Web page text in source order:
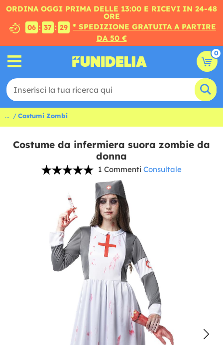
ORDINA OGGI PRIMA DELLE 13:00 E RICEVI IN 24-48
ORE
06 : 37 : 28 * SPEDIZIONE GRATUITA A PARTIRE
DA 50 €
0
... Costumi Zombi
Costume da infermiera suora zombie da
donna
1 Commenti Consultale